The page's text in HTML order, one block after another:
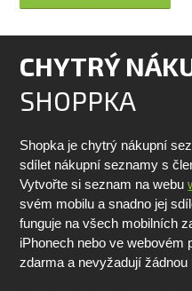
CHYTRÝ
SHOPPKA
Shopka je chytrý nákupní
sdílet nákupní seznamy s
Vytvořte si seznam na webu
svém mobilu a snadno jej
funguje na všech mobilních
iPhonech nebo ve webovém
zdarma a nevyžadují žádnou